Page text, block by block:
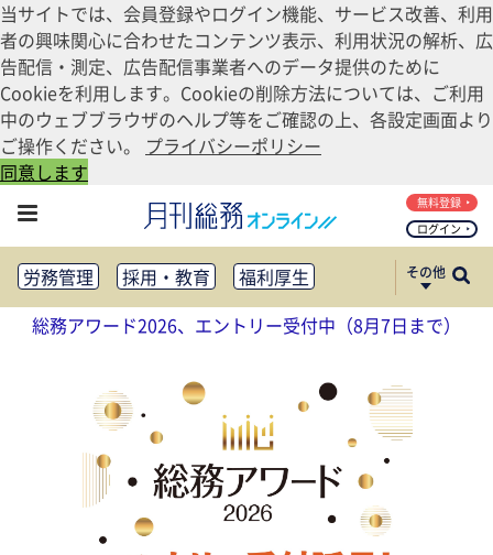
当サイトでは、会員登録やログイン機能、サービス改善、利用
者の興味関心に合わせたコンテンツ表示、利用状況の解析、広
告配信・測定、広告配信事業者へのデータ提供のために
Cookieを利用します。Cookieの削除方法については、ご利用
中のウェブブラウザのヘルプ等をご確認の上、各設定画面より
ご操作ください。 プライバシーポリシー
同意します
ログイン
無料登録
労務管理 採用・教育
福利厚生
健康経営
働き方改革
法務・コンプライアンス
リスクマネジメント・BCP
社外・社内広報
社外・社内コミュニケーション活性化
FM・オフィス移転
CSR・SDGs
テクノロジー活用・DX
助成金・補助金・コスト削減
アウトソーシング・BPO
調査・レポート
その他
総務アワード2026、エントリー受付中（8月7日まで）